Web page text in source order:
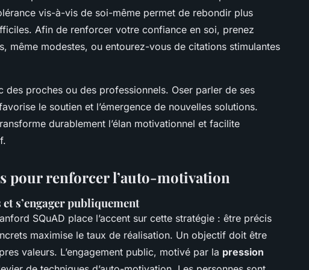
vis-à-vis de soi-même permet de rebondir plus
Afin de renforcer votre confiance en soi, prenez
même modestes, ou entourez-vous de citations stimulantes
des proches ou des professionnels. Oser parler de ses
le soutien et l’émergence de nouvelles solutions.
durablement l’élan motivationnel et facilite
pour renforcer l’auto-motivation
s’engager publiquement
SQuAD place l’accent sur cette stratégie : être précis
maximise le taux de réalisation. Un objectif doit être
valeurs. L’engagement public, motivé par la pression